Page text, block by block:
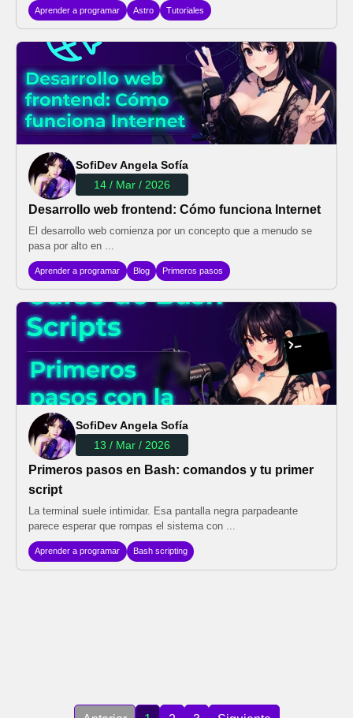
Aprender a programar Astro Tutoriales
SofiDev Angela Sofía
14 / Mar / 2026
Desarrollo web frontend: Cómo funciona Internet
El desarrollo web comienza por un concepto que a menudo se
pasa por alto en ...
Aprender a programar Blog Primeros pasos
SofiDev Angela Sofía
13 / Mar / 2026
Primeros pasos en Bash: comandos y tu primer
script
La terminal suele intimidar. Esa pantalla negra parpadeante
parece esperar que rompas el sistema con ...
Aprender a programar Bash scripting